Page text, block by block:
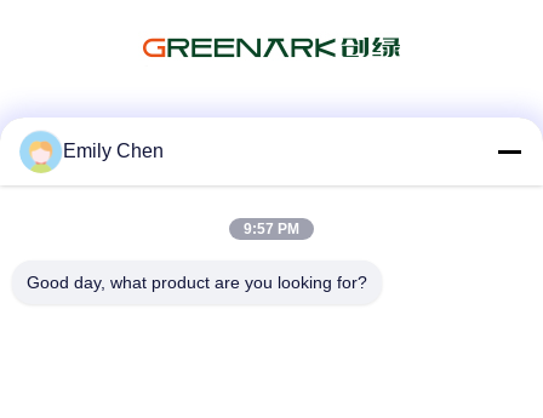
Emily Chen
9:57 PM
Good day, what product are you looking for?